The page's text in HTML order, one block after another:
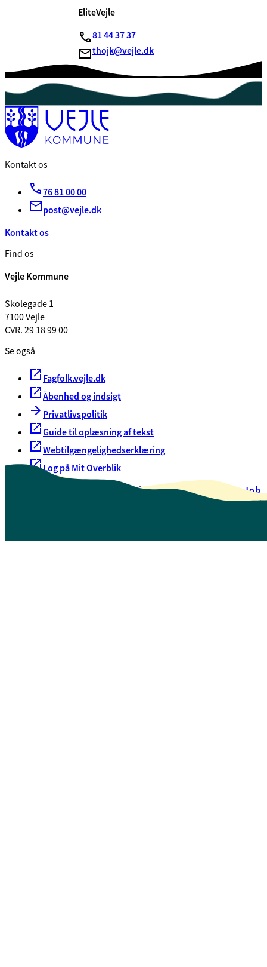
EliteVejle
81 44 37 37
thojk@vejle.dk
Kontakt os
76 81 00 00
post@vejle.dk
Kontakt os
Find os
Vejle Kommune
Skolegade 1
7100 Vejle
CVR. 29 18 99 00
Se også
Fagfolk.vejle.dk
Åbenhed og indsigt
Privatlivspolitik
Guide til oplæsning af tekst
Webtilgængelighedserklæring
Log på Mit Overblik
Oversigt over selvbetjeningJob